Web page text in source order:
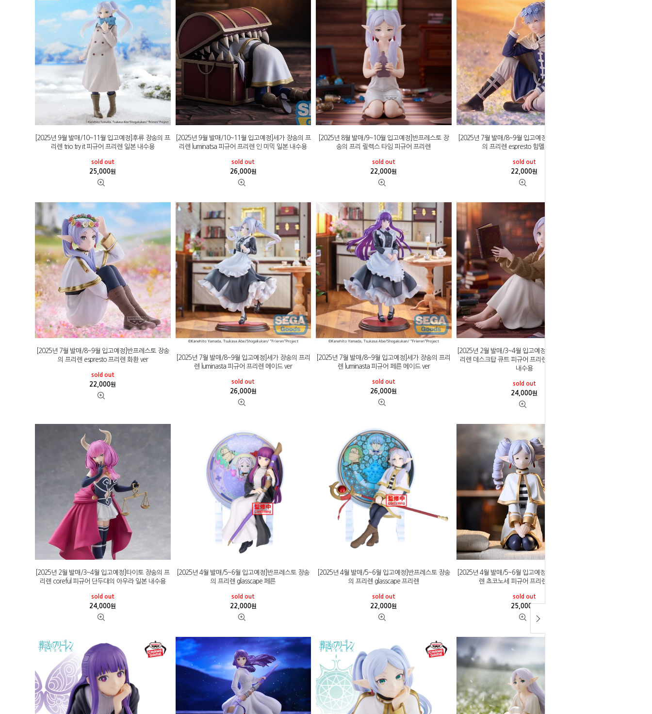
[2025년 9월 발매/10~11월 입고예정]후류 장송의 프
리렌 trio try it 피규어 프리렌 일본 내수용
sold out
25,000원
[2025년 9월 발매/10~11월 입고예정]세가 장송의 프
리렌 luminatsa 피규어 프리렌 인 미믹 일본 내수용
sold out
26,000원
[2025년 8월 발매/9~10월 입고예정]반프레스토 장
송의 프리 릴렉스 타임 피규어 프리렌
sold out
22,000원
[2025년 7월 발매/8~9월 입고예정]반프레스토 장송
의 프리렌 espresto 힘멜 화환 ver
sold out
22,000원
[2025년 7월 발매/8~9월 입고예정]반프레스토 장송
의 프리렌 espresto 프리렌 화환 ver
sold out
22,000원
[2025년 7월 발매/8~9월 입고예정]세가 장송의 프리
렌 luminasta 피규어 프리렌 메이드 ver
sold out
26,000원
[2025년 7월 발매/8~9월 입고예정]세가 장송의 프리
렌 luminasta 피규어 페른 메이드 ver
sold out
26,000원
[2025년 2월 발매/3~4월 입고예정]타이토 장송의 프
리렌 데스크탑 큐트 피규어 프리렌 룸웨어 ver 일본
내수용
sold out
24,000원
[2025년 2월 발매/3~4월 입고예정]타이토 장송의 프
리렌 coreful 피규어 단두대의 아우라 일본 내수용
sold out
24,000원
[2025년 4월 발매/5~6월 입고예정]반프레스토 장송
의 프리렌 glasscape 페른
sold out
22,000원
[2025년 4월 발매/5~6월 입고예정]반프레스토 장송
의 프리렌 glasscape 프리렌
sold out
22,000원
[2025년 4월 발매/5~6월 입고예정]세가 장송의 프리
렌 쵸코노세 피규어 프리렌 반성 ver
sold out
25,000